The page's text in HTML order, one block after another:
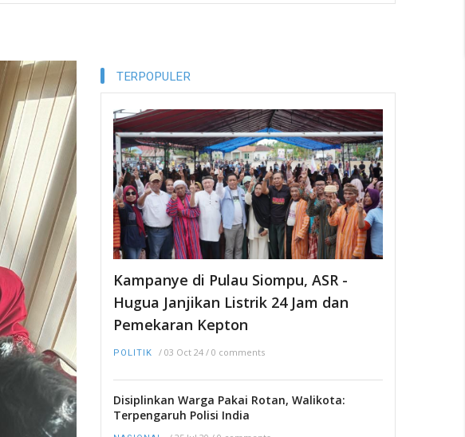
TERPOPULER
Kampanye di Pulau Siompu, ASR -
Hugua Janjikan Listrik 24 Jam dan
Pemekaran Kepton
POLITIK / 03 Oct 24 / 0 comments
Disiplinkan Warga Pakai Rotan, Walikota:
Terpengaruh Polisi India